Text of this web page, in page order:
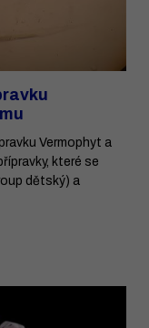
Vermophyt a
které se
dětský) a